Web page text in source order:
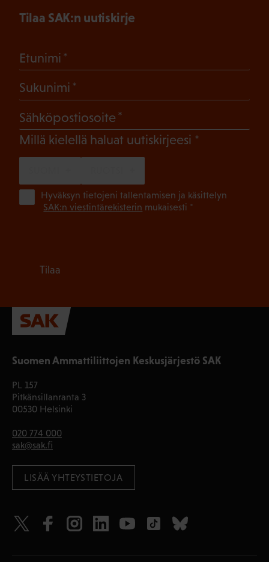
Suomen Ammattiliittojen Keskusjärjestö SAK
PL 157
Pitkänsillanranta 3
00530 Helsinki
020 774 000
sak@sak.fi
LISÄÄ YHTEYSTIETOJA
Tilaa SAK:n uutiskirje
Etunimi
Sukunimi
Sähköpostiosoite
Millä kielellä haluat uutiskirjeesi (Pakollinen)
Hyväksyn tietojeni tallentamisen ja käsittelyn
SAK:n viestintärekisterin mukaisesti *
Tilaa